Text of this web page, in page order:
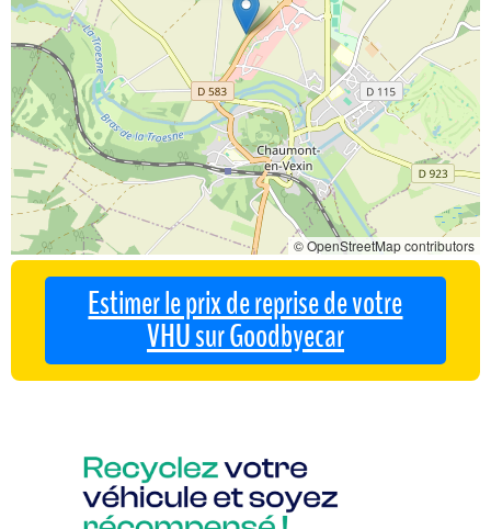
© OpenStreetMap contributors
Estimer le prix de reprise de votre
VHU sur Goodbyecar